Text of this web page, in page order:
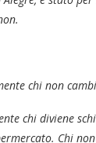
chi non
chi diviene
Chi